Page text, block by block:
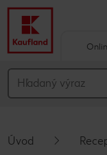
Hlavný obsah
Úvod